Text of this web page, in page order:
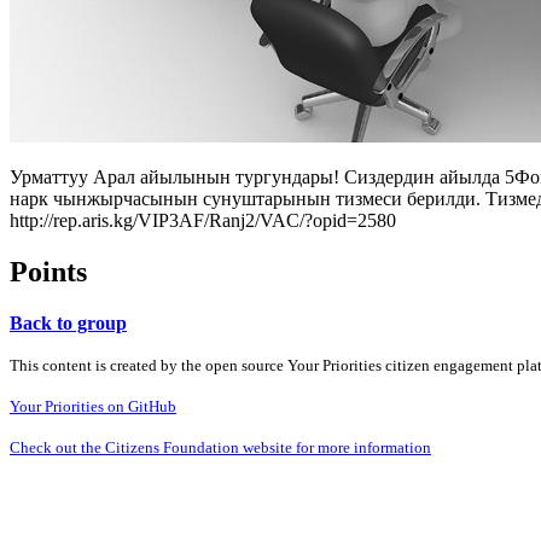
Урматтуу Арал айылынын тургундары! Сиздердин айылда
нарк чынжырчасынын сунуштарынын тизмеси берилди.
http://rep.aris.kg/VIP3AF/Ranj2/VAC/?opid=2580
Points
Back to group
This content is created by the open source Your Priorities citizen engagement
Your Priorities on GitHub
Check out the Citizens Foundation website for more information